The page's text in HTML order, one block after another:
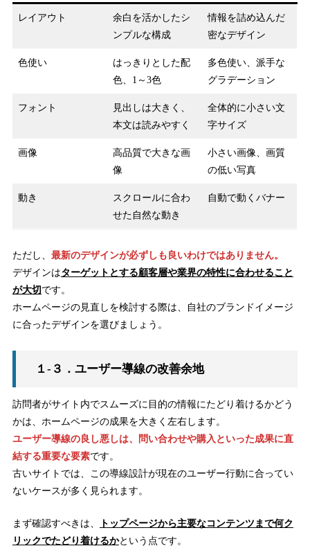
レイアウト
余白を活かしたシ
ンプルな構成
情報を詰め込んだ
密なデザイン
色使い
はっきりとした配
色、1～3色
多色使い、派手な
グラデーション
フォント
見出しは大きく、
本文は読みやすく
全体的に小さい文
字サイズ
画像
高品質で大きな画
像
小さい画像、画質
の低い写真
動き
スクロールに合わ
せた自然な動き
自動で動くバナー
ただし、 最新のデザインが必ずしも良いわけではありません。
デザインはターゲットとする顧客層や業界の特性に合わせること
が大切 です。
ホームページの見直しを検討する際は、自社のブランドイメージ
に合ったデザインを選びましょう。
１-３．ユーザー導線の改善余地
訪問者がサイト内でスムーズに目的の情報にたどり着けるかどう
かは、ホームページの成果を大きく左右します。
ユーザー導線の良し悪しは、問い合わせや購入といった成果に直
結する重要な要素です。
古いサイトでは、この導線設計が現在のユーザー行動に合ってい
ないケースが多く見られます。
まず確認すべきは、
トップページから主要なコンテンツまで何ク
リックでたどり着けるかという点です。